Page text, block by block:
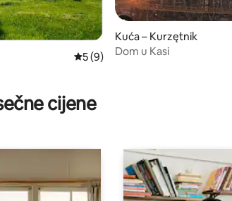
9
Prosječna ocjena: 5/5, recenzija: 9
5 (9)
Kuća – Kurzętnik
Dom u Kasi
cijene